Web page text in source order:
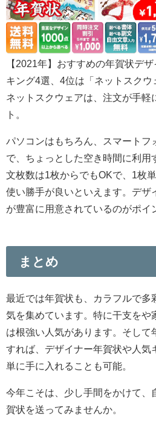
【2021年】おすすめの年賀状デ
キング4選、4位は「ネットスクウ
ネットスクウェアは、注文が手軽
ト。
パソコンはもちろん、スマートフ
で、ちょっとした空き時間に利用
文枚数は1枚からでもOKで、1枚
使い勝手が良いといえます。デザ
が豊富に用意されているのがポイ
まとめ
最近では年賀状も、カラフルで多
気を集めています。特に干支をや
は根強い人気があります。そして
すれば、デザイナー年賀状や人気
単に手に入れることも可能。
今年こそは、少し手間をかけて、
賀状を送ってみませんか。